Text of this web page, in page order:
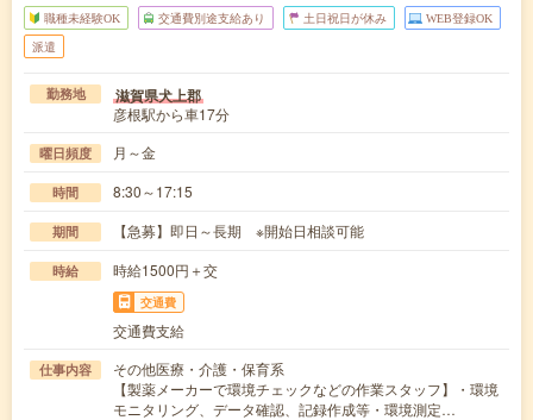
職種未経験OK 交通費別途支給あり 土日祝日が休み WEB登録OK
派遣
勤務地 滋賀県犬上郡
彦根駅から車17分
曜日頻度 月～金
時間 8:30～17:15
期間 【急募】即日～長期 ※開始日相談可能
時給 時給1500円＋交
交通費
交通費支給
仕事内容
その他医療・介護・保育系
【製薬メーカーで環境チェックなどの作業スタッフ】・環境
モニタリング、データ確認、記録作成等・環境測定…